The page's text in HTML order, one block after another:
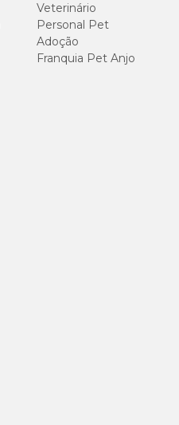
Veterinário
Personal Pet
Adoção
Franquia Pet Anjo